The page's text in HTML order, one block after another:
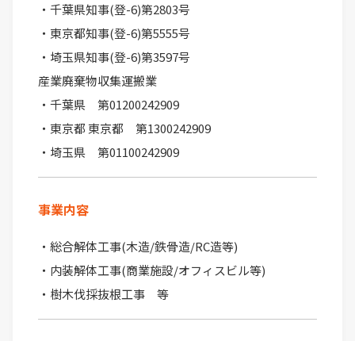
・千葉県知事(登-6)第2803号
・東京都知事(登-6)第5555号
・埼玉県知事(登-6)第3597号
産業廃棄物収集運搬業
・千葉県 第01200242909
・東京都 東京都 第1300242909
・埼玉県 第01100242909
事業内容
・総合解体工事(木造/鉄骨造/RC造等)
・内装解体工事(商業施設/オフィスビル等)
・樹木伐採抜根工事 等